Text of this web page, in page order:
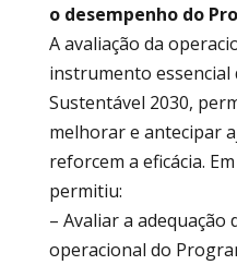
o desempenho do
A avaliação da
instrumento essencial
Sustentável 2030,
melhorar e antecipar
reforcem a eficácia.
permitiu:
– Avaliar a
operacional do